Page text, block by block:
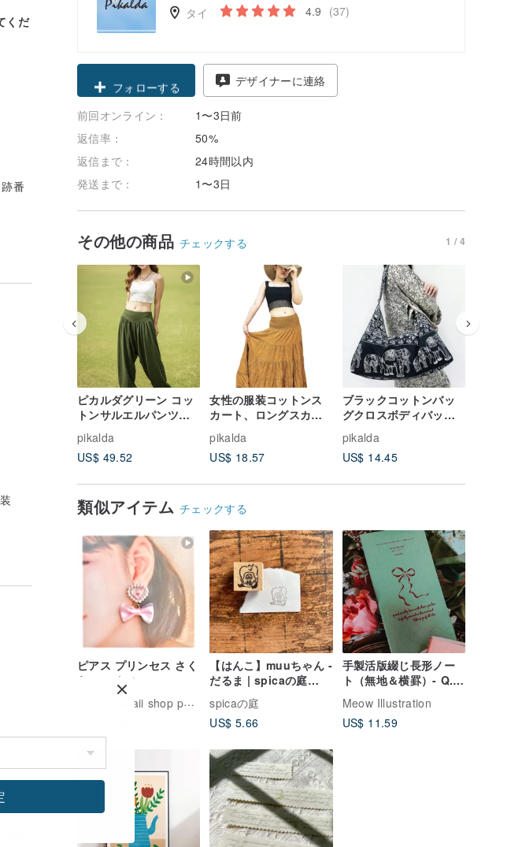
タイ 4.9 (37)
クーポン取得
フォローする
デザイナーに連絡
前回オンライン：
1〜3日前
返信率：
50%
返信まで：
24時間以内
発送まで：
1〜3日
その他の商品 チェックする 1 / 4
ピカルダグリーン コッ
トンサルエルパンツ：
レディース コンフォー
ト ボヘミアン ストーン
ウォッシュ トラウザー
pikalda
US$ 49.52
女性の服装コットンス
カート、ロングスカー
ト、フリルスカート、
ボヘミアンスタイル、
ウエストゴム。
pikalda
US$ 18.57
ブラックコットンバッ
グクロスボディバッグ
ショルダーバッグ花と
象の生地のバッグ
pikalda
US$ 14.45
類似アイテム チェックする
ピアス プリンセス さく
ら ハート
kawaii shop pomul
【はんこ】muuちゃん -
だるま | spicaの庭
spicaの庭
US$ 5.66
手製活版綴じ長形ノー
ト（無地＆横罫）- Q.品
質
Meow Illustration
US$ 11.59
くだ
番
提供
場
い
事